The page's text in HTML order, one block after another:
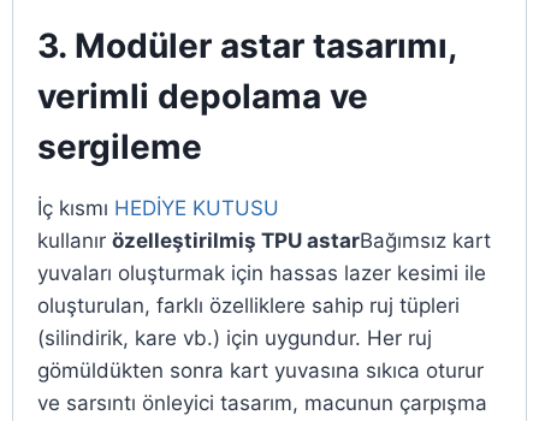
3. Modüler astar tasarımı,
verimli depolama ve
sergileme
İç kısmı HEDİYE KUTUSU
kullanır özelleştirilmiş TPU astarBağımsız kart
yuvaları oluşturmak için hassas lazer kesimi ile
oluşturulan, farklı özelliklere sahip ruj tüpleri
(silindirik, kare vb.) için uygundur. Her ruj
gömüldükten sonra kart yuvasına sıkıca oturur
ve sarsıntı önleyici tasarım, macunun çarpışma